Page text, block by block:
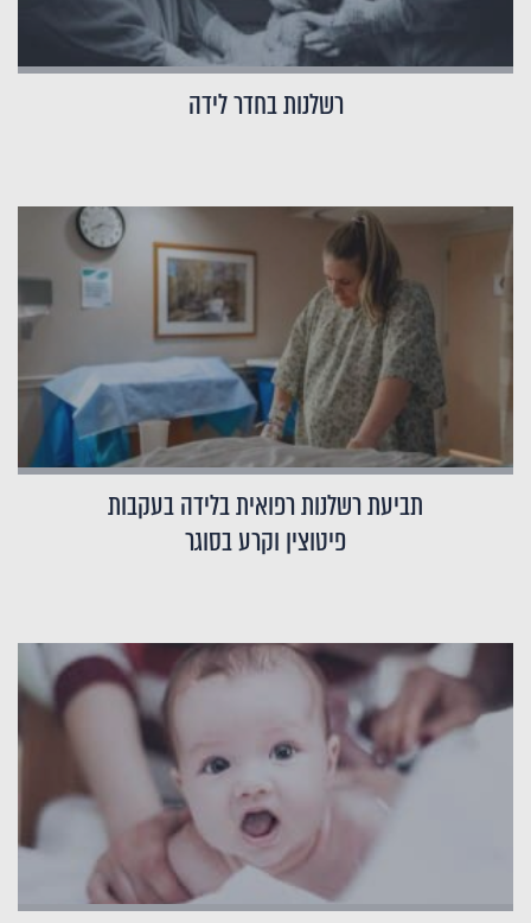
רשלנות בחדר לידה
תביעת רשלנות רפואית בלידה בעקבות
פיטוצין וקרע בסוגר